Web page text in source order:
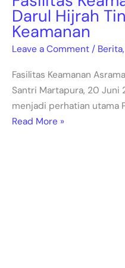
Darul Hijrah
Keamanan
Leave a Comment / Berita,
Fasilitas Keamanan
Santri Martapura, 20 Juni
menjadi perhatian utama
Read More »